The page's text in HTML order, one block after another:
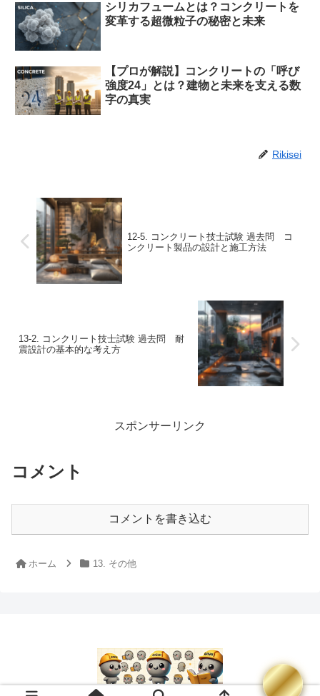
シリカフュームとは？コンクリートを
変革する超微粒子の秘密と未来
【プロが解説】コンクリートの「呼び
強度24」とは？建物と未来を支える数
字の真実
Rikisei
12-5. コンクリート技士試験 過去問 コ
ンクリート製品の設計と施工方法
13-2. コンクリート技士試験 過去問 耐
震設計の基本的な考え方
スポンサーリンク
コメント
コメントを書き込む
ホーム 13. その他